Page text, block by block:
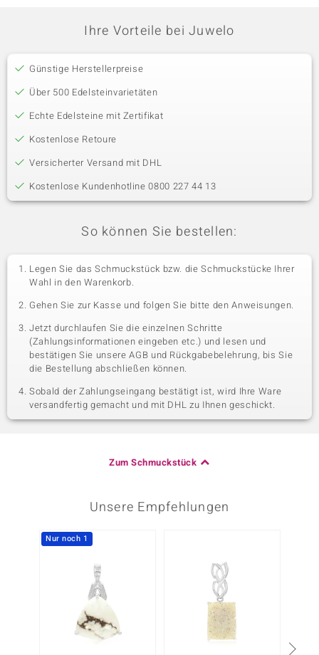
Ihre Vorteile bei Juwelo
Günstige Herstellerpreise
Über 500 Edelsteinvarietäten
Echte Edelsteine mit Zertifikat
Kostenlose Retoure
Versicherter Versand mit DHL
Kostenlose Kundenhotline 0800 227 44 13
So können Sie bestellen:
Legen Sie das Schmuckstück bzw. die Schmuckstücke Ihrer
Wahl in den Warenkorb.
Gehen Sie zur Kasse und folgen Sie bitte den Anweisungen.
Jetzt durchlaufen Sie die einzelnen Schritte
(Zahlungsinformationen eingeben etc.) und lesen und
bestätigen Sie unsere AGB und Rückgabebelehrung, bis Sie
die Bestellung abschließen können.
Sobald der Zahlungseingang bestätigt ist, wird Ihre Ware
versandfertig gemacht und mit DHL zu Ihnen geschickt.
Zum Schmuckstück
Unsere Empfehlungen
Nur noch 1